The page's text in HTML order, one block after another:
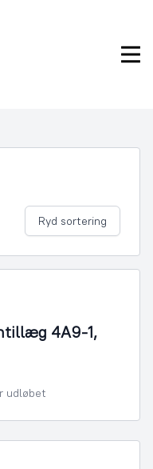
Ryd sortering
4A9-1,
udløbet